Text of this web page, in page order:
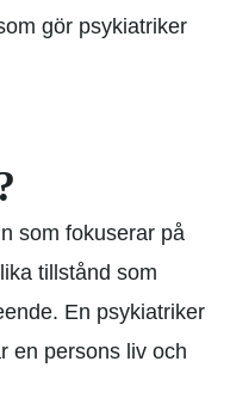
gör psykiatriker
som fokuserar på
tillstånd som
En psykiatriker
en persons liv och